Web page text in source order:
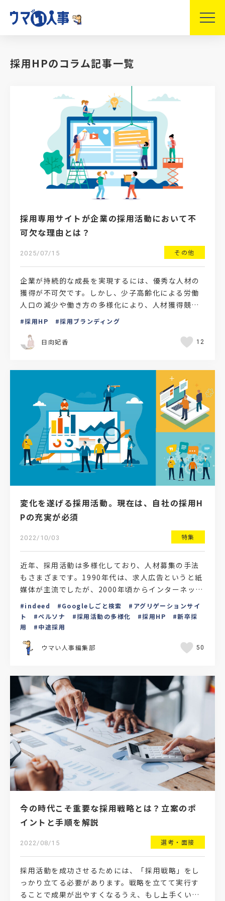
採用HPのコラム記事一覧
採用専用サイトが企業の採用活動において不
可欠な理由とは？
2025/07/15 その他
企業が持続的な成長を実現するには、優秀な人材の
獲得が不可欠です。しかし、少子高齢化による労働
人口の減少や働き方の多様化により、人材獲得競争
は激化の一途をたどっています。このような状況下
採用HP 採用ブランディング
日向妃香 12
変化を遂げる採用活動。現在は、自社の採用H
Pの充実が必須
2022/10/03 特集
近年、採用活動は多様化しており、人材募集の手法
もさまざまです。1990年代は、求人広告というと紙
媒体が主流でしたが、2000年頃からインターネット
の普及によって、就活・転職エージェントが台頭。
現在では…
indeed Googleしごと検索
アグリゲーションサイ
ト
ペルソナ 採用活動の多様化 採用HP
新卒採
用
中途採用
ウマい人事編集部 50
今の時代こそ重要な採用戦略とは？立案のポ
イントと手順を解説
2022/08/15 選考・面接
採用活動を成功させるためには、「採用戦略」をし
っかり立てる必要があります。戦略を立てて実行す
ることで成果が出やすくなるうえ、もし上手くいか